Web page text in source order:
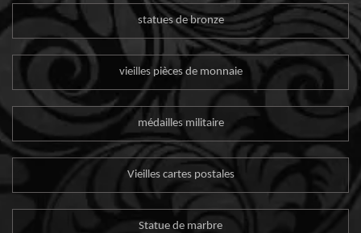
statues de bronze
vieilles pièces de monnaie
médailles militaire
Vieilles cartes postales
Statue de marbre